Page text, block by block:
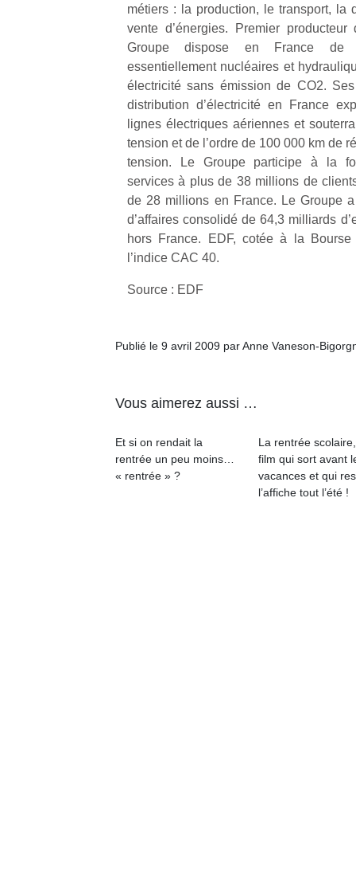
métiers : la production, le transport, la
vente d’énergies. Premier
Groupe dispose en France de
essentiellement nucléaires et
électricité sans émission de CO2.
distribution d’électricité en France
lignes électriques aériennes et
tension et de l’ordre de 100 000 km de
tension. Le Groupe participe à la
services à plus de 38 millions de
de 28 millions en France. Le Groupe
d’affaires consolidé de 64,3 milliards
hors France. EDF, cotée à la
l’indice CAC 40.
Source : EDF
Publié le 9 avril 2009 par Anne Vaneson-
Vous aimerez aussi …
Et si on rendait la
rentrée un peu moins…
« rentrée » ?
La rentrée
film qui sort avant
vacances et qui
l’affiche tout l’été !
…
nouvelle
mécanique
enfants
débordent
Varier les
n’est pas
toujours
Des
trampolines
estivales
rêvée
pour les
enfants
de…
de